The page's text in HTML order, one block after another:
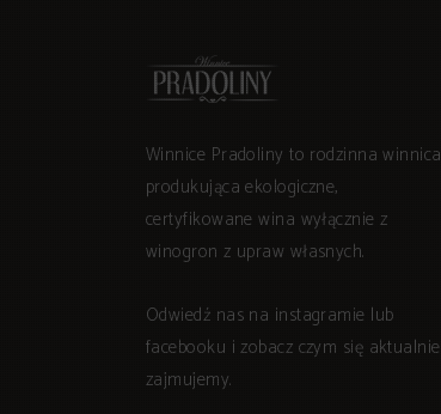
Winnice Pradoliny to rodzinna winnica
produkująca ekologiczne,
certyfikowane wina wyłącznie z
winogron z upraw własnych.
Odwiedź nas na instagramie lub
facebooku i zobacz czym się aktualnie
zajmujemy.